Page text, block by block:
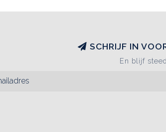
SCHRIJF IN
En blijf